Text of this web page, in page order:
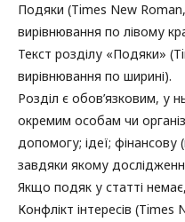
Подяки (Times New
вирівнювання по лівому
Текст розділу «Подяки»
вирівнювання по ширині).
Розділ є обов’язковим, у
окремим особам чи
допомогу; ідеї; фінансову
завдяки якому
Якщо подяк у статті
Конфлікт інтересів (Times